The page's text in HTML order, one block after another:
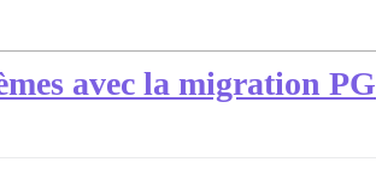
avec la migration PG